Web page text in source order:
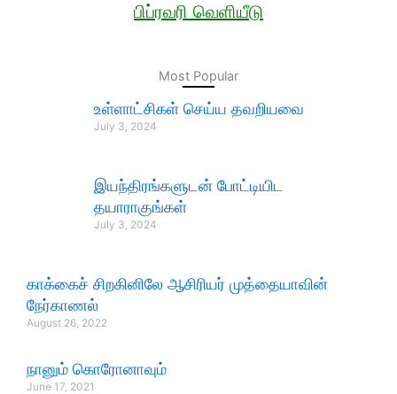
பிப்ரவரி வெளியீடு
Most Popular
உள்ளாட்சிகள் செய்ய தவறியவை
July 3, 2024
இயந்திரங்களுடன் போட்டியிட
தயாராகுங்கள்
July 3, 2024
காக்கைச் சிறகினிலே ஆசிரியர் முத்தையாவின்
நேர்காணல்
August 26, 2022
நானும் கொரோனாவும்
June 17, 2021